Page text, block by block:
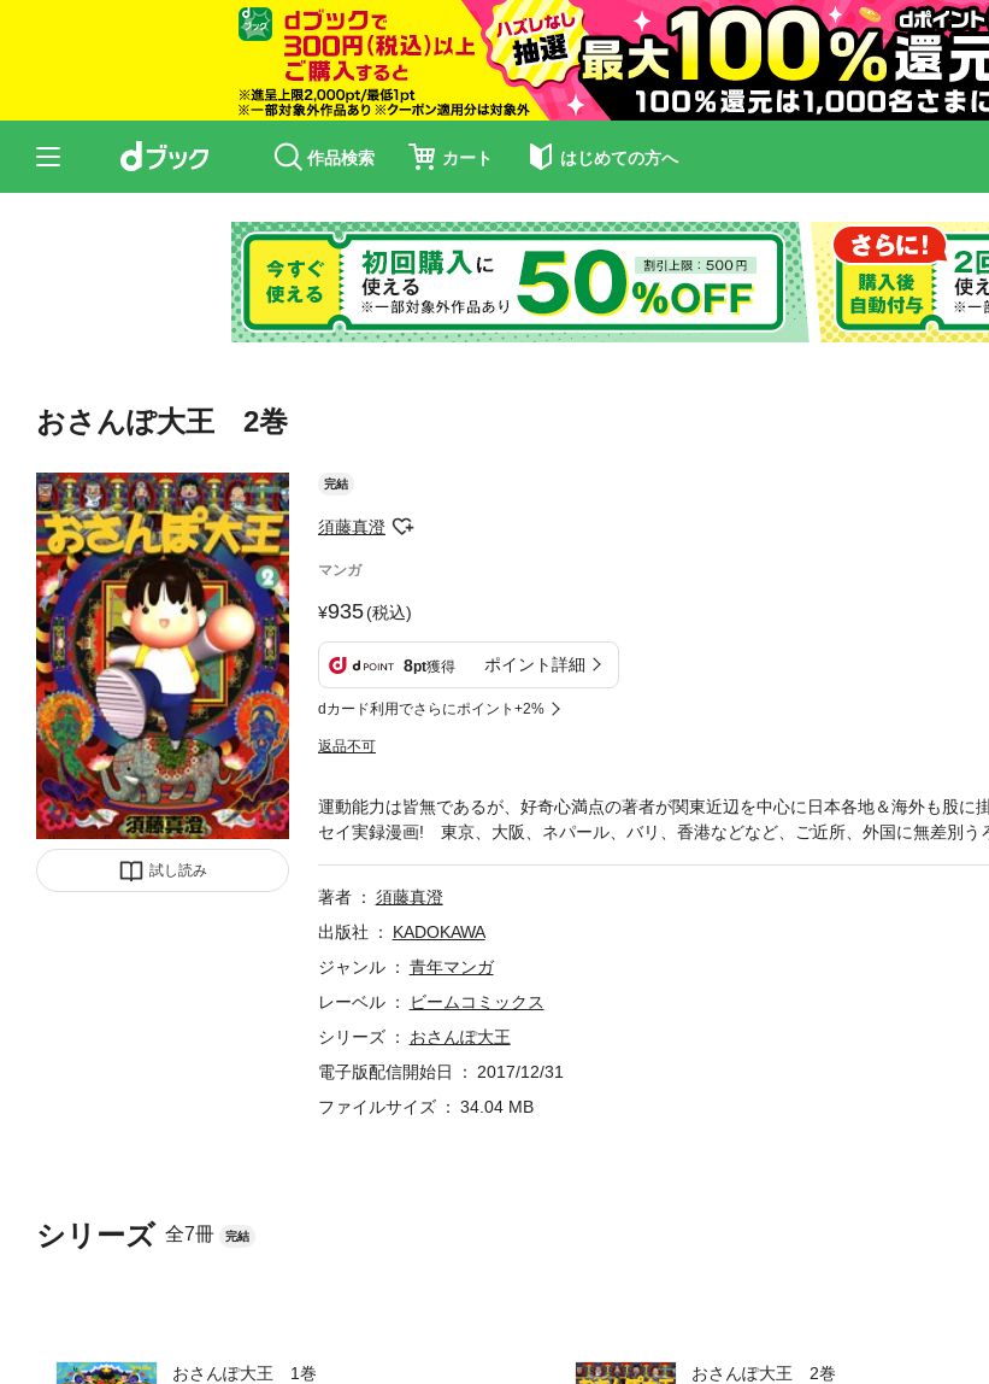
作品検索 カート はじめての方へ
おさんぽ大王 2巻
試し読み
完結
須藤真澄
マンガ
935(税込)
8pt獲得 ポイント詳細
dカード利用でさらにポイント+2%
返品不可
シリーズ 全7冊 完結
おさんぽ大王 1巻
おさんぽ大王 2巻
運動能力は皆無であるが、好奇心満点の著者が関東近辺を中心に日本各地＆海外も股に
セイ実録漫画! 東京、大阪、ネパール、バリ、香港などなど、ご近所、外国に無差別う
著者
須藤真澄
出版社
KADOKAWA
ジャンル
青年マンガ
レーベル
ビームコミックス
シリーズ
おさんぽ大王
電子版配信開始日
2017/12/31
ファイルサイズ
34.04 MB